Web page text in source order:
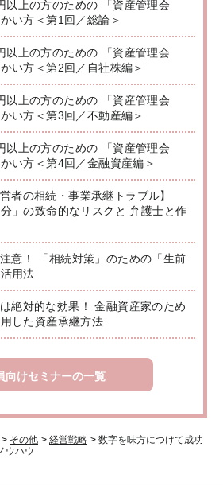
以上の方のための 「資産管理会
い方＜第1回／総論＞
以上の方のための 「資産管理会
い方＜第2回／自社株編＞
以上の方のための 「資産管理会
い方＜第3回／不動産編＞
以上の方のための 「資産管理会
い方＜第4回／金融資産編＞
者の相続・事業承継トラブル】
分」の致命的なリスクと 弁護士と作
意！ 「相続対策」のための「生前
用法
絶対的な効果！ 金融資産家のため
した資産承継方法
向けセミナーの一覧
> その他 > 経営戦略 > 数字を味方につけて成功
ウハウ